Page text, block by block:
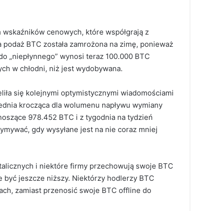
cenowych, które współgrają z
BTC została zamrożona na zimę, ponieważ
„niepłynnego” wynosi teraz 100.000 BTC
w chłodni, niż jest wydobywana.
się kolejnymi optymistycznymi wiadomościami
krocząca dla wolumenu napływu wymiany
978.452 BTC i z tygodnia na tydzień
gdy wysyłane jest na nie coraz mniej
i niektóre firmy przechowują swoje BTC
być jeszcze niższy. Niektórzy hodlerzy BTC
zamiast przenosić swoje BTC offline do